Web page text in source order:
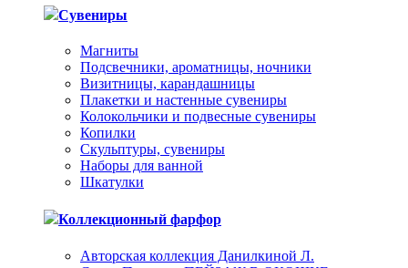
Сувениры
Магниты
Подсвечники, ароматницы, ночники
Визитницы, карандашницы
Плакетки и настенные сувениры
Колокольчики и подвесные сувениры
Копилки
Скульптуры, сувениры
Наборы для ванной
Шкатулки
Коллекционный фарфор
Авторская коллекция Данилкиной Л.